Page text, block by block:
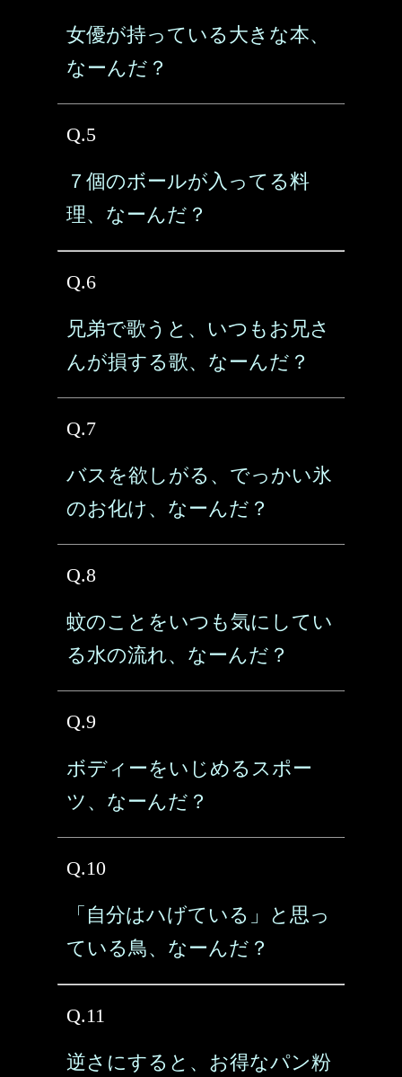
女優が持っている大きな本、
なーんだ？
Q.5
７個のボールが入ってる料
理、なーんだ？
Q.6
兄弟で歌うと、いつもお兄さ
んが損する歌、なーんだ？
Q.7
バスを欲しがる、でっかい氷
のお化け、なーんだ？
Q.8
蚊のことをいつも気にしてい
る水の流れ、なーんだ？
Q.9
ボディーをいじめるスポー
ツ、なーんだ？
Q.10
「自分はハげている」と思っ
ている鳥、なーんだ？
Q.11
逆さにすると、お得なパン粉